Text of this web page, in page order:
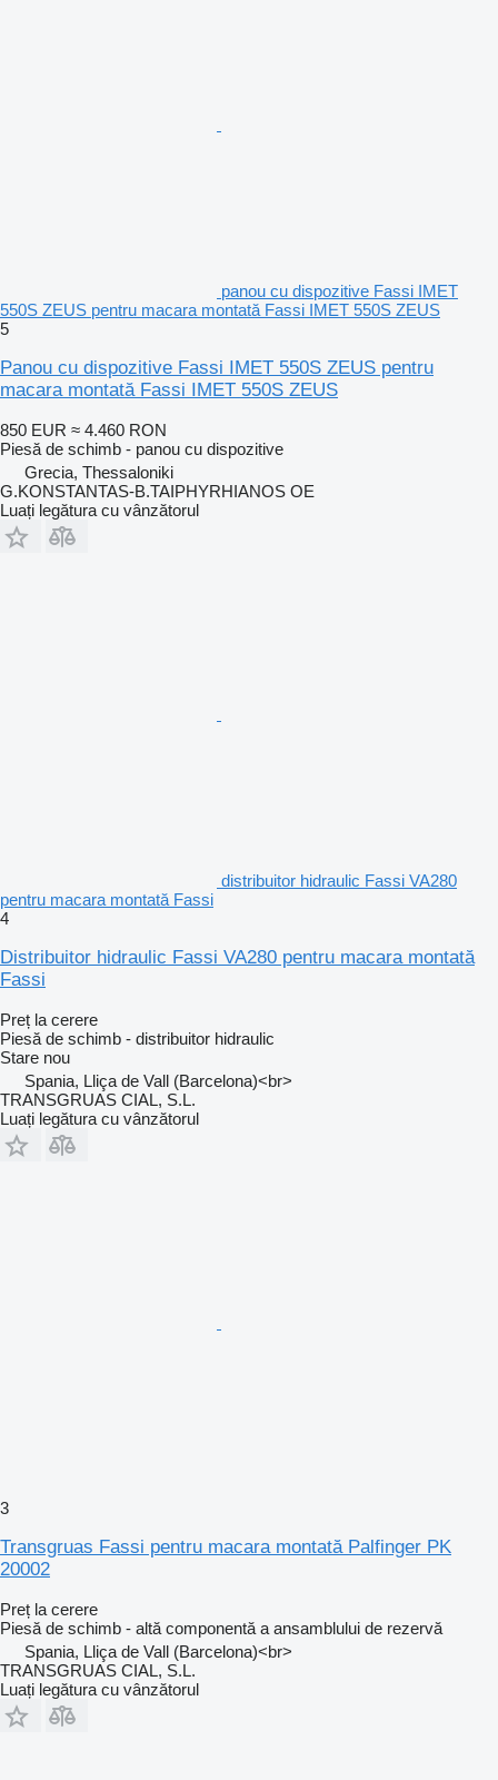
panou cu dispozitive Fassi IMET
550S ZEUS pentru macara montată Fassi IMET 550S ZEUS
5
Panou cu dispozitive Fassi IMET 550S ZEUS pentru
macara montată Fassi IMET 550S ZEUS
850 EUR ≈ 4.460 RON
Piesă de schimb - panou cu dispozitive
Grecia, Thessaloniki
G.KONSTANTAS-B.TAIPHYRHIANOS OE
Luați legătura cu vânzătorul
distribuitor hidraulic Fassi VA280
pentru macara montată Fassi
4
Distribuitor hidraulic Fassi VA280 pentru macara montată
Fassi
Preț la cerere
Piesă de schimb - distribuitor hidraulic
Stare nou
Spania, Lliça de Vall (Barcelona)<br>
TRANSGRUAS CIAL, S.L.
Luați legătura cu vânzătorul
3
Transgruas Fassi pentru macara montată Palfinger PK
20002
Preț la cerere
Piesă de schimb - altă componentă a ansamblului de rezervă
Spania, Lliça de Vall (Barcelona)<br>
TRANSGRUAS CIAL, S.L.
Luați legătura cu vânzătorul